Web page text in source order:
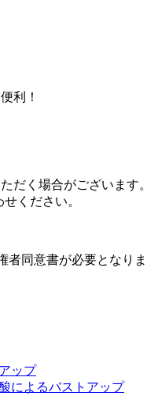
利！
だく場合がございます。
ください。
者同意書が必要となりま
ップ
によるバストアップ